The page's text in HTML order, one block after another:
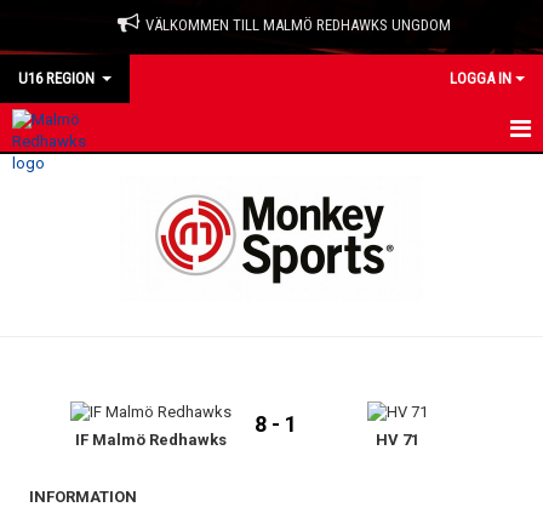
VÄLKOMMEN TILL MALMÖ REDHAWKS UNGDOM
U16 REGION LOGGA IN
HEM
DOKUMENT
KONTAKT
IF Malmö Redhawks
8 - 1
HV 71
INFORMATION